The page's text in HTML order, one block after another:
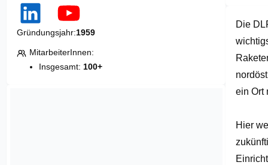
Gründungsjahr 1959
MitarbeiterInnen
Insgesamt: 100+
of
3
Die
ein Ort
Hier